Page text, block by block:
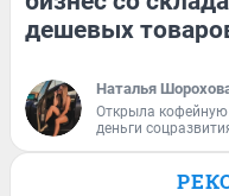
дешевых
Наталья
Открыла кофейную
деньги